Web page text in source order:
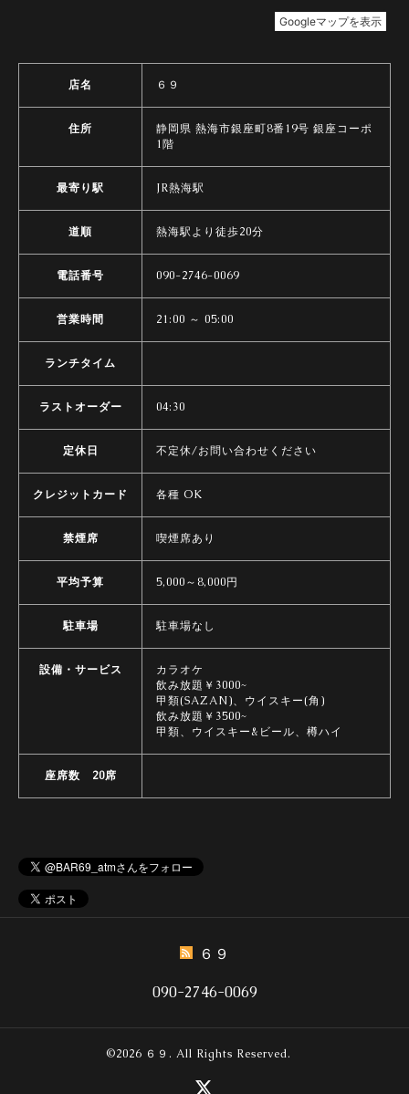
店名 ６９
住所
静岡県 熱海市銀座町8番19号 銀座コーポ
1階
最寄り駅 JR熱海駅
道順 熱海駅より徒歩20分
電話番号 090-2746-0069
営業時間 21:00 ～ 05:00
ランチタイム
ラストオーダー 04:30
定休日 不定休/お問い合わせください
クレジットカード 各種 OK
禁煙席 喫煙席あり
平均予算 5,000～8,000円
駐車場 駐車場なし
設備・サービス
カラオケ
飲み放題￥3000~
甲類(SAZAN)、ウイスキー(角)
飲み放題￥3500~
甲類、ウイスキー&ビール、樽ハイ
座席数 20席
６９
090-2746-0069
©2026 ６９ . All Rights Reserved.